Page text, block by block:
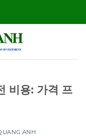
비용: 가격 프
ANH